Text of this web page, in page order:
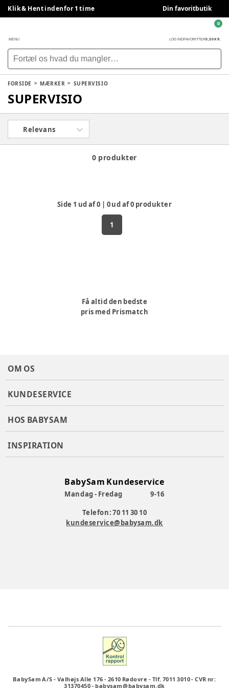
Klik & Hent indenfor 1 time Din favoritbutik
MENU LOG INDFAVORITTER0,00 KR.
0
FORSIDE MÆRKER SUPERVISIO
SUPERVISIO
Relevans
0 produkter
Side 1 ud af0 | 0ud af0 produkter
1
Få altid den bedste
pris med Prismatch
OM OS
KUNDESERVICE
HOS BABYSAM
INSPIRATION
BabySam Kundeservice
Mandag - Fredag
9-16
Telefon: 70 11 30 10
kundeservice@babysam.dk
BabySam A/S - Valhøjs Alle 176 - 2610 Rødovre - Tlf. 7011 3010-CVR nr:
31370450 -babysam@babysam.dk